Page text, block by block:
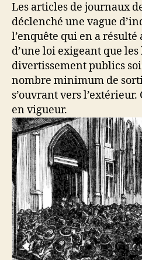
Les articles de journaux
déclenché une vague
l’enquête qui en a résulté
d’une loi exigeant que
divertissement publics
nombre minimum de
s’ouvrant vers
en vigueur.